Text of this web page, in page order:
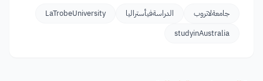
جامعةلاتروب الدراسةفيأستراليا
LaTrobeUniversity
studyinAustralia